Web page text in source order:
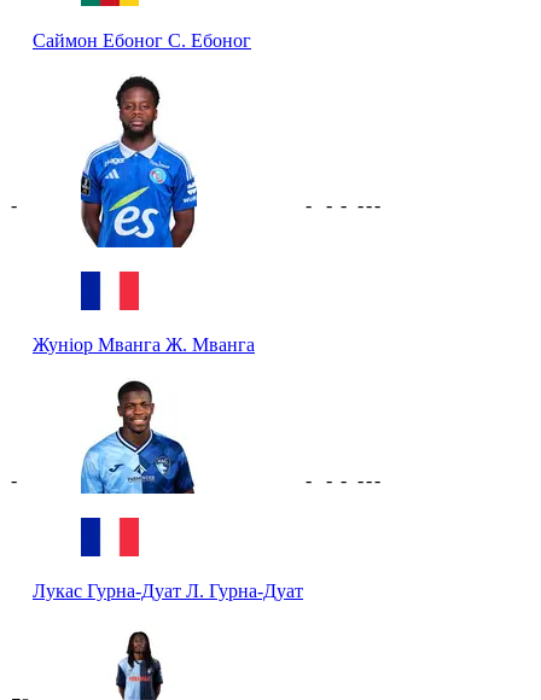
Саймон Ебоног С. Ебоног
-
Жуніор Мванга Ж. Мванга
- - - ---
-
Лукас Гурна-Дуат Л. Гурна-Дуат
- - - ---